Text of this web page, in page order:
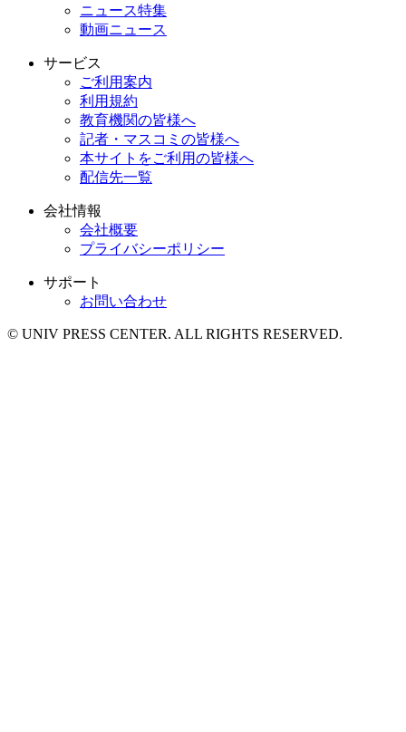
ニュース特集
動画ニュース
サービス
ご利用案内
利用規約
教育機関の皆様へ
記者・マスコミの皆様へ
本サイトをご利用の皆様へ
配信先一覧
会社情報
会社概要
プライバシーポリシー
サポート
お問い合わせ
© UNIV PRESS CENTER. ALL RIGHTS RESERVED.